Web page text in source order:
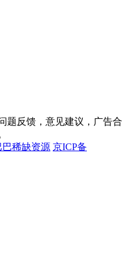
题反馈，意见建议，广告合
巴稀缺资源 京ICP备